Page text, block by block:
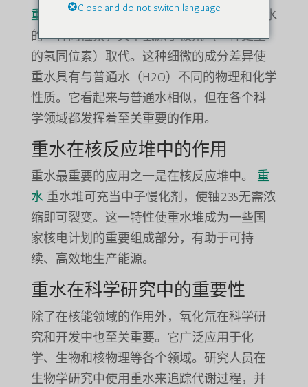
重水
重水，化学名称为氧化氘（D2O），是水
的一种同位素，其中氢原子被氘（一种更重
的氢同位素）取代。这种细微的成分差异使
重水具有与普通水（H2O）不同的物理和化学
性质。它看起来与普通水相似，但在各个科
学领域都发挥着至关重要的作用。
重水在核反应堆中的作用
重水最重要的应用之一是在核反应堆中。 重
水重水堆可充当中子慢化剂，使铀235无需浓
缩即可裂变。这一特性使重水堆成为一些国
家核电计划的重要组成部分，有助于可持
续、高效地生产能源。
重水在科学研究中的重要性
除了在核能领域的作用外，氧化氘在科学研
究和开发中也至关重要。它广泛应用于化
学、生物和核物理等各个领域。研究人员在
生物学研究中使用重水来追踪代谢过程，并
Close and do not switch language